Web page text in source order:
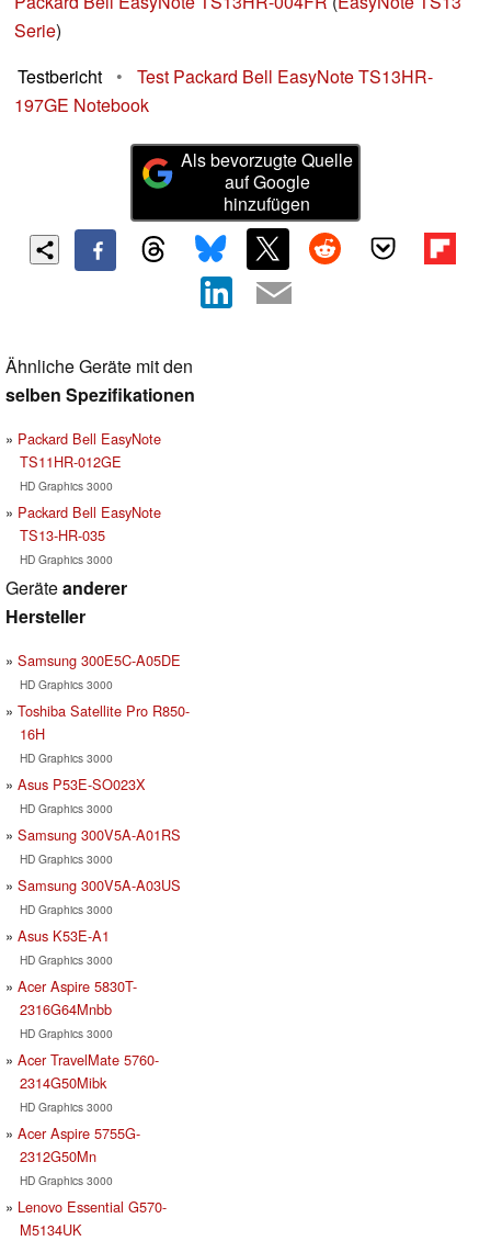
Serie)
Testbericht
•
Test Packard Bell EasyNote TS13HR-
197GE Notebook
Als bevorzugte Quelle
auf Google
hinzufügen
Ähnliche Geräte mit den
selben Spezifikationen
Packard Bell EasyNote
TS11HR-012GE
HD Graphics 3000
Packard Bell EasyNote
TS13-HR-035
HD Graphics 3000
Geräteanderer
Hersteller
Samsung 300E5C-A05DE
HD Graphics 3000
Toshiba Satellite Pro R850-
16H
HD Graphics 3000
Asus P53E-SO023X
HD Graphics 3000
Samsung 300V5A-A01RS
HD Graphics 3000
Samsung 300V5A-A03US
HD Graphics 3000
Asus K53E-A1
HD Graphics 3000
Acer Aspire 5830T-
2316G64Mnbb
HD Graphics 3000
Acer TravelMate 5760-
2314G50Mibk
HD Graphics 3000
Acer Aspire 5755G-
2312G50Mn
HD Graphics 3000
Lenovo Essential G570-
M5134UK